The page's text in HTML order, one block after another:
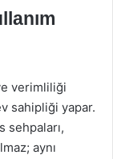
verimliliği
sahipliği yapar.
sehpaları,
aynı